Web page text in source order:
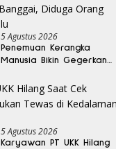
5 Agustus 2026
Penemuan Kerangka
Manusia Bikin Gegerkan
Orang Hilang Sebulan Lalu
5 Agustus 2026
Karyawan PT UKK Hilang